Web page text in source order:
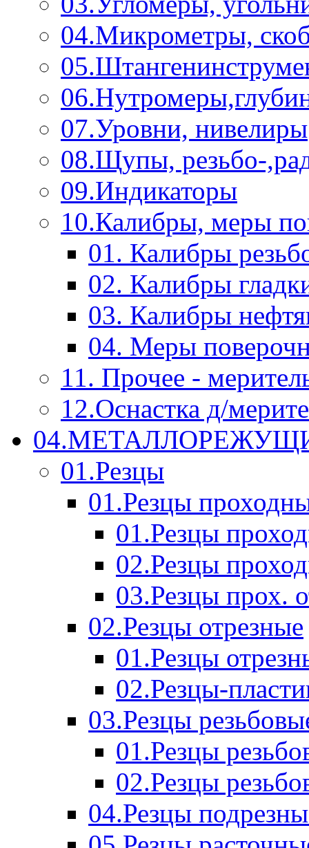
04.Микрометры,
07.Уровни, нивелиры
08.Щупы, резьбо-
09.Индикаторы
10.Калибры, меры
01. Калибры
02. Калибры
03. Калибры
04. Меры
11. Прочее -
12.Оснастка д/
01.Резцы
01.Резцы
01.Резцы
02.Резцы
03.Резцы прох.
02.Резцы отрезные
01.Резцы
02.Резцы-
03.Резцы
01.Резцы
02.Резцы
04.Резцы